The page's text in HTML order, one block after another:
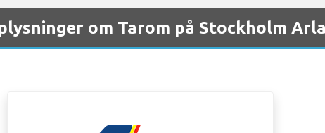
om Tarom på Stockholm